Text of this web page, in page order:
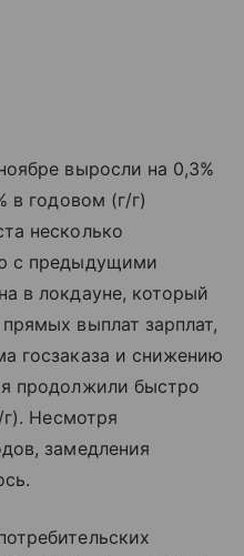
выросли на 0,3%
в годовом (г/г)
несколько
с предыдущими
в локдауне, который
выплат зарплат,
госзаказа и снижению
продолжили быстро
Несмотря
замедления